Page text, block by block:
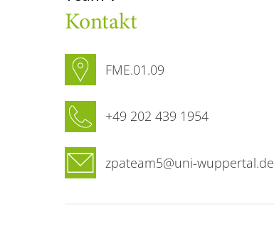
Kontakt
FME.01.09
+49 202 439 1954
zpateam5@uni-wuppertal.de